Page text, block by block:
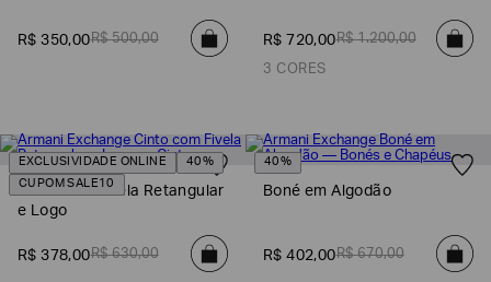
R$ 350,00R$ 500,00 R$ 720,00R$ 1.200,00
3 CORES
EXCLUSIVIDADE ONLINE
40%
CUPOM SALE10
Cinto com Fivela Retangular
e Logo
R$ 378,00R$ 630,00
40%
Boné em Algodão
R$ 402,00R$ 670,00